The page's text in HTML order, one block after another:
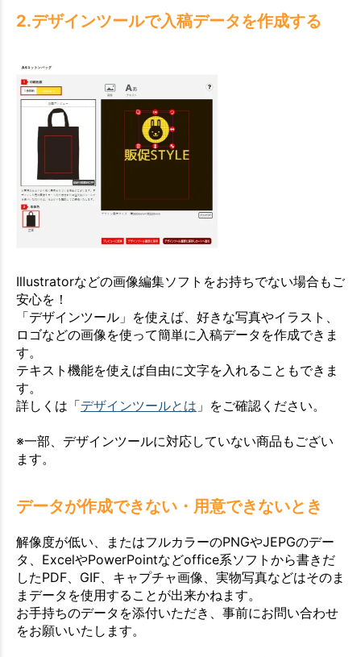
2.デザインツールで入稿データを作成する
Illustratorなどの画像編集ソフトをお持ちでない場合もご
安心を！
「デザインツール」を使えば、好きな写真やイラスト、
ロゴなどの画像を使って簡単に入稿データを作成できま
す。
テキスト機能を使えば自由に文字を入れることもできま
す。
詳しくは「デザインツールとは 」をご確認ください。
※一部、デザインツールに対応していない商品もござい
ます。
データが作成できない・用意できないとき
解像度が低い、またはフルカラーのPNGやJEPGのデー
タ、ExcelやPowerPointなどoffice系ソフトから書きだ
したPDF、GIF、キャプチャ画像、実物写真などはそのま
まデータを使用することが出来かねます。
お手持ちのデータを添付いただき、事前にお問い合わせ
をお願いいたします。